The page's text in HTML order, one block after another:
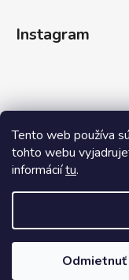
Tento web používa
tohto webu
informáciítu.
Odmietnuť
Instagram